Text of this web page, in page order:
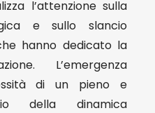
l’attenzione sulla
e sullo slancio
hanno dedicato la
L’emergenza
di un pieno e
della dinamica